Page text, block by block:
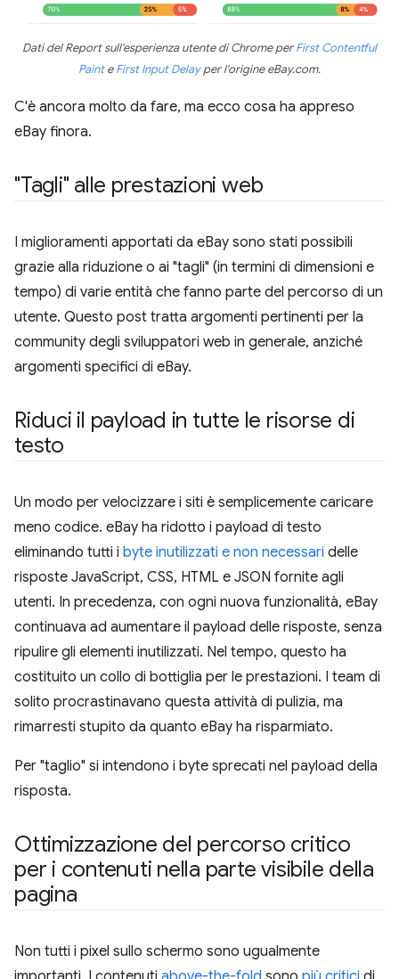
Dati del Report sull'esperienza utente di Chrome perFirst Contentful
PainteFirst Input Delayper l'origine eBay.com.
C'è ancora molto da fare, ma ecco cosa ha appreso
eBay finora.
"Tagli" alle prestazioni web
I miglioramenti apportati da eBay sono stati possibili
grazie alla riduzione o ai "tagli" (in termini di dimensioni e
tempo) di varie entità che fanno parte del percorso di un
utente. Questo post tratta argomenti pertinenti per la
community degli sviluppatori web in generale, anziché
argomenti specifici di eBay.
Riduci il payload in tutte le risorse di
testo
Un modo per velocizzare i siti è semplicemente caricare
meno codice. eBay ha ridotto i payload di testo
eliminando tutti i byte inutilizzati e non necessari delle
risposte JavaScript, CSS, HTML e JSON fornite agli
utenti. In precedenza, con ogni nuova funzionalità, eBay
continuava ad aumentare il payload delle risposte, senza
ripulire gli elementi inutilizzati. Nel tempo, questo ha
costituito un collo di bottiglia per le prestazioni. I team di
solito procrastinavano questa attività di pulizia, ma
rimarresti stupito da quanto eBay ha risparmiato.
Per "taglio" si intendono i byte sprecati nel payload della
risposta.
Ottimizzazione del percorso critico
per i contenuti nella parte visibile della
pagina
Non tutti i pixel sullo schermo sono ugualmente